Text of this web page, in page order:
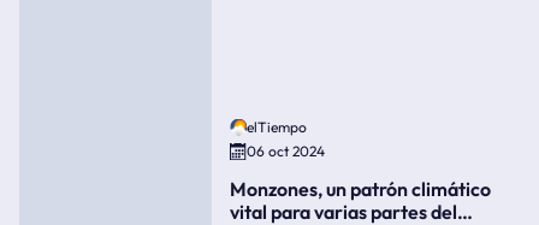
elTiempo
06 oct 2024
Monzones, un patrón climático
vital para varias partes del